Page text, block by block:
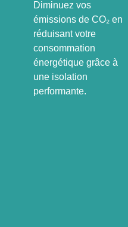
Diminuez vos
émissions de CO₂ en
réduisant votre
consommation
énergétique grâce à
une isolation
performante.